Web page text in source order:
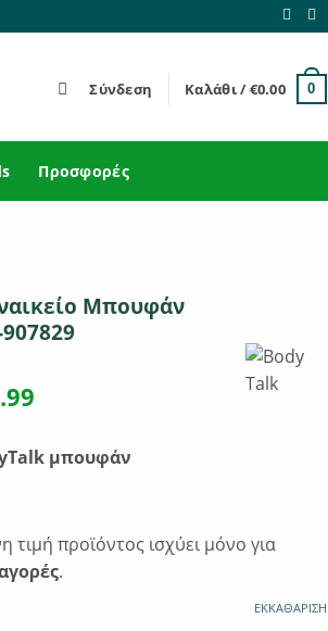
Σύνδεση Καλάθι /€0.00 0
Προσφορές
Μπουφάν
Η
τιμή
είναι:
μπουφάν
προϊόντος ισχύει μόνο για
.
ΕΚΚΑΘΆΡΙΣΗ